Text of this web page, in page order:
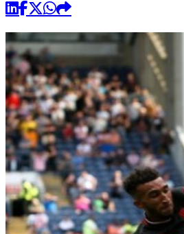
Universidad de
Sustentabilidad